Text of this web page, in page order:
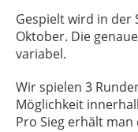
Gespielt wird in der
Oktober. Die
variabel.
Wir spielen 3
Möglichkeit
Pro Sieg erhält man